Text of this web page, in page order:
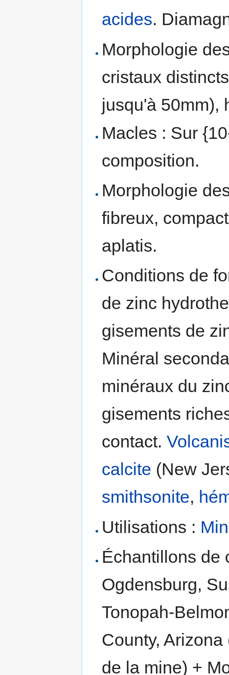
acides.
Morphologie
cristaux
jusqu'à 50mm),
Macles : Sur
composition.
Morphologie
fibreux,
aplatis.
Conditions de
de zinc
gisements de
Minéral
minéraux du
gisements
contact.
calcite (New
smithsonite,
Utilisations :
Échantillons de
Ogdensburg,
Tonopah-
County,
de la mine) +